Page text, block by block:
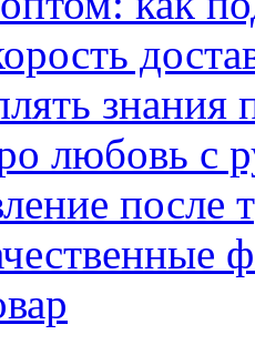
знания
любовь с
после